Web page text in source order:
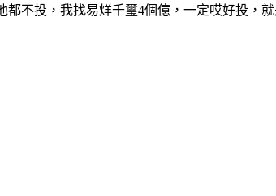
不投，我找易烊千璽4個億，一定哎好投，